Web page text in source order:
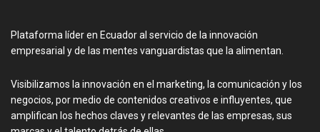
Plataforma líder en Ecuador al servicio de la innovación
empresarial y de las mentes vanguardistas que la alimentan.
Visibilizamos la innovación en el marketing, la comunicación y los
negocios, por medio de contenidos creativos e influyentes, que
amplifican los hechos claves y relevantes de las empresas, sus